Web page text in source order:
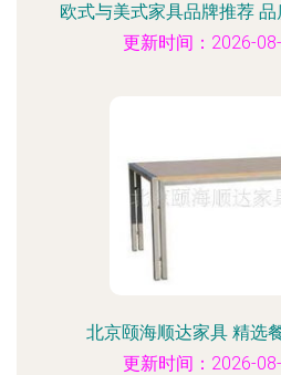
欧式与美式家具品牌推荐
更新时间：2026-
北京颐海顺达家具 精选
更新时间：2026-